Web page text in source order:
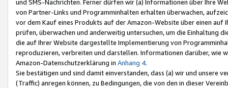
und SMS-Nachrichten. Ferner dürfen wir (a) Informationen über Ihre
von Partner-Links und Programminhalten erhalten überwachen,
vor dem Kauf eines Produkts auf der Amazon-Website über einen
prüfen, überwachen und anderweitig untersuchen, um die Einhaltung
die auf Ihrer Website dargestellte Implementierung von
reproduzieren, verbreiten und darstellen. Informationen darüber, wie
Amazon-Datenschutzerklärung in Anhang 4.
Sie bestätigen und sind damit einverstanden, dass (a) wir und
(Traffic) anregen können, zu Bedingungen, die von den in dieser